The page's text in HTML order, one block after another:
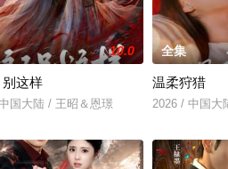
10.0
这样
国大陆 / 王昭＆恩璟
全集
温柔狩猎
2026 / 中国大